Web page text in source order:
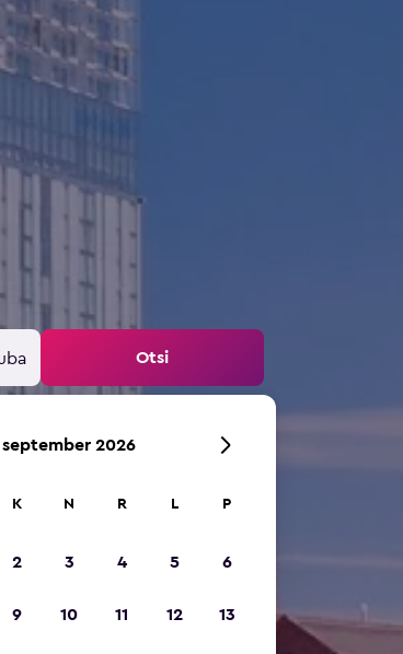
Otsi
september 2026
K N R L P
2 3 4 5 6
9 10 11 12 13